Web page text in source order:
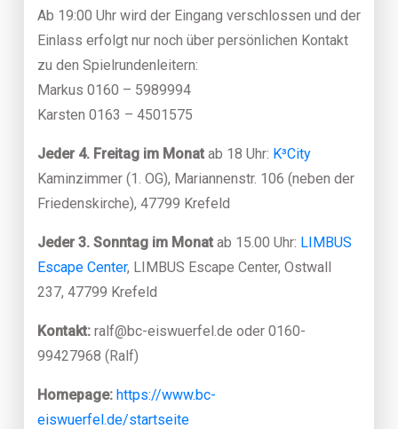
Ab 19:00 Uhr wird der Eingang verschlossen und der
Einlass erfolgt nur noch über persönlichen Kontakt
zu den Spielrundenleitern:
Markus 0160 – 5989994
Karsten 0163 – 4501575
Jeder 4. Freitag im Monat ab 18 Uhr: K³City
Kaminzimmer (1. OG), Mariannenstr. 106 (neben der
Friedenskirche), 47799 Krefeld
Jeder 3. Sonntag im Monat ab 15.00 Uhr: LIMBUS
Escape Center, LIMBUS Escape Center, Ostwall
237, 47799 Krefeld
Kontakt: ralf@bc-eiswuerfel.de oder 0160-
99427968 (Ralf)
Homepage: https://www.bc-
eiswuerfel.de/startseite